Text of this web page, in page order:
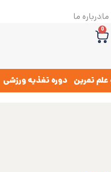
مادرباره ما
0
علم تمرین دوره تغذیه ورزشی